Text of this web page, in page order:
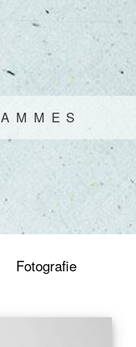
A M M E S
Fotografie